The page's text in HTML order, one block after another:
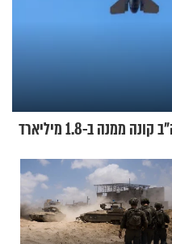
סירבו למכור לישראל - עכשיו ארה"ב קונה ממנה ב-1.8 מיליארד